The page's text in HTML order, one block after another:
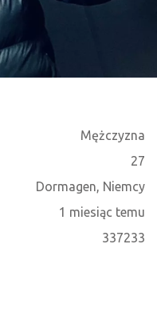
Mężczyzna
27
Dormagen, Niemcy
1 miesiąc temu
337233